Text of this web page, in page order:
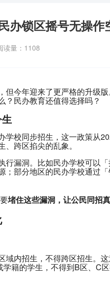
办锁区摇号无操作
读量：1108
但今年迎来了更严格的升级
？民办教育还值得选择吗？
学校同步招生，这一政策从
跨区掐尖的乱象。
行漏洞。比如民办学校可以
；部分地区的民办学校通过
堵住这些漏洞，让公民同招
域内招生，不得跨区招生。
籍的学生，不得到B区、C